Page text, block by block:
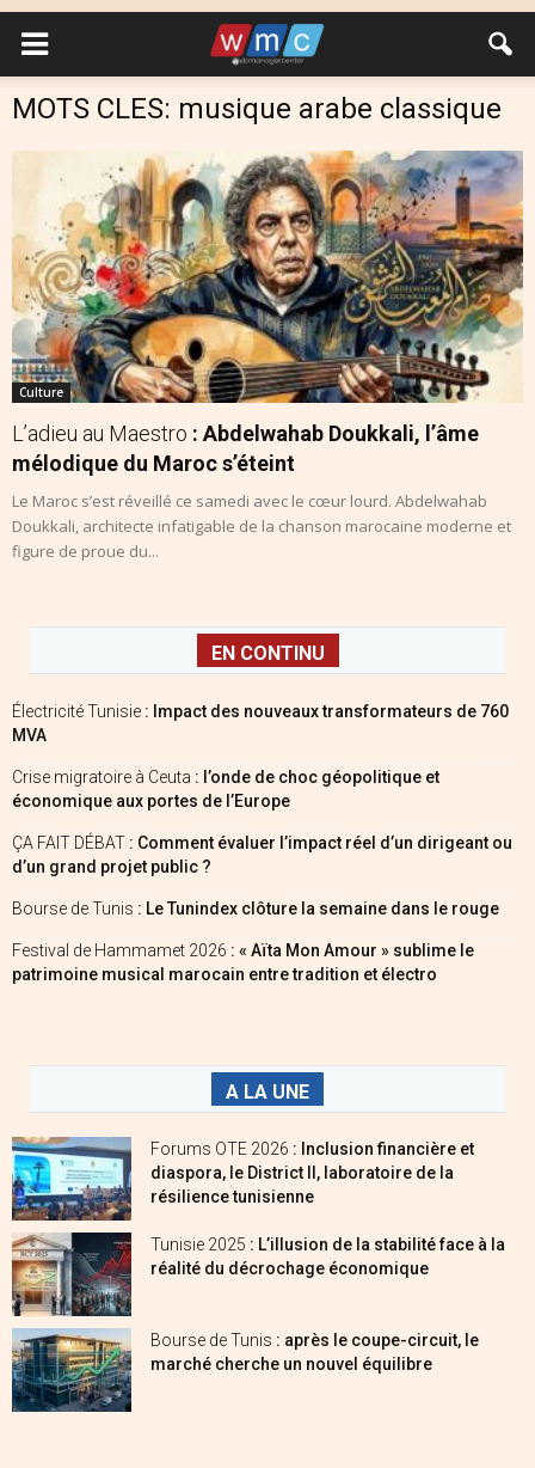
MOTS CLES: musique arabe classique
Culture
L’adieu au Maestro : Abdelwahab Doukkali, l’âme
mélodique du Maroc s’éteint
Le Maroc s’est réveillé ce samedi avec le cœur lourd. Abdelwahab
Doukkali, architecte infatigable de la chanson marocaine moderne et
figure de proue du...
EN CONTINU
Électricité Tunisie : Impact des nouveaux transformateurs de 760
MVA
Crise migratoire à Ceuta : l’onde de choc géopolitique et
économique aux portes de l’Europe
ÇA FAIT DÉBAT : Comment évaluer l’impact réel d’un dirigeant ou
d’un grand projet public ?
Bourse de Tunis : Le Tunindex clôture la semaine dans le rouge
Festival de Hammamet 2026 : « Aïta Mon Amour » sublime le
patrimoine musical marocain entre tradition et électro
A LA UNE
Forums OTE 2026 : Inclusion financière et
diaspora, le District II, laboratoire de la
résilience tunisienne
Tunisie 2025 : L’illusion de la stabilité face à la
réalité du décrochage économique
Bourse de Tunis : après le coupe-circuit, le
marché cherche un nouvel équilibre